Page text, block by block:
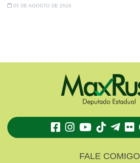
05 DE AGOSTO DE 2026
TikTok
FALE COMIGO